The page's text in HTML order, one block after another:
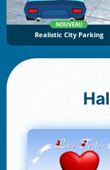
NOUVEAU
Realistic City Parking